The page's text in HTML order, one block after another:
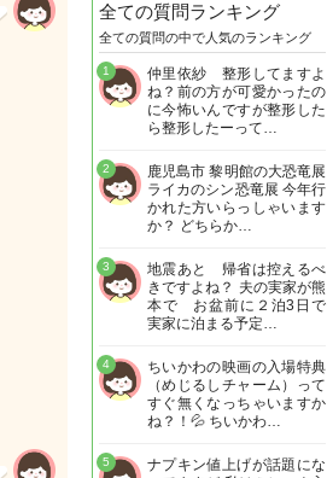
全ての質問ランキング
全ての質問の中で人気のランキング
仲里依紗 整形してますよ
ね？前の方が可愛かったの
に今怖いんですが整形した
ら整形したーって…
1
鹿児島市 黎明館の大恐竜展
ライカのシン恐竜展 今年行
かれた方いらっしゃいます
か？ どちらか…
2
地震あと 帰省は控えるべ
きですよね？ 夫の実家が熊
本で お盆前に２泊3日で
実家に泊まる予定…
3
ちいかわの映画の入場特典
（めじるしチャーム）って
すぐ無くなっちゃいますか
ね？！💦 ちいかわ…
4
ナプキン値上げが話題にな
5